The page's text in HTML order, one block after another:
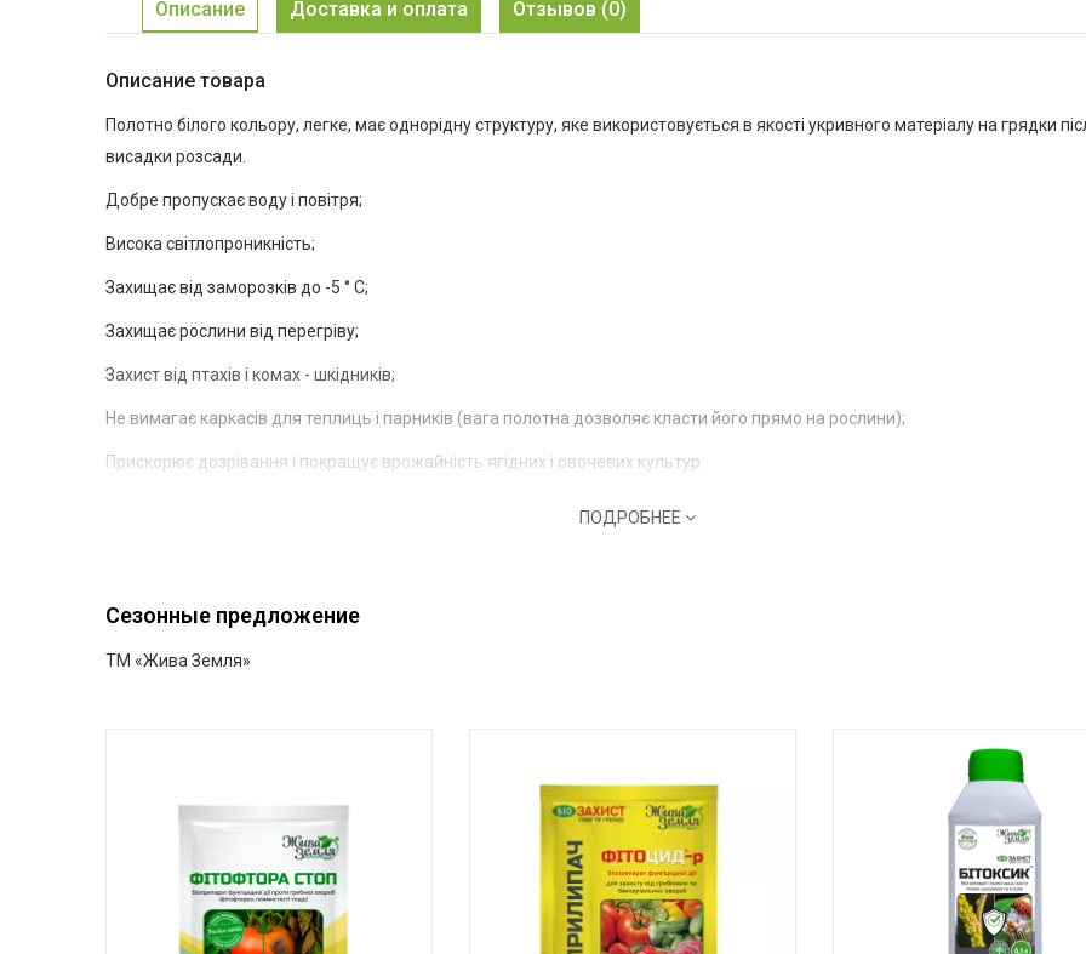
Описание Доставка и оплата Отзывов (0)
Описание товара
Полотно білого кольору, легке, має однорідну структуру, яке використовується в якості укривного матеріалу на грядки
висадки розсади.
Добре пропускає воду і повітря;
Висока світлопроникність;
Захищає від заморозків до -5 ° С;
Захищає рослини від перегріву;
Захист від птахів і комах - шкідників;
Не вимагає каркасів для теплиць і парників (вага полотна дозволяє класти його прямо на рослини);
Прискорює дозрівання і покращує врожайність ягідних і овочевих культур.
ПОДРОБНЕЕ
Сезонные предложение
ТМ «Жива Земля»